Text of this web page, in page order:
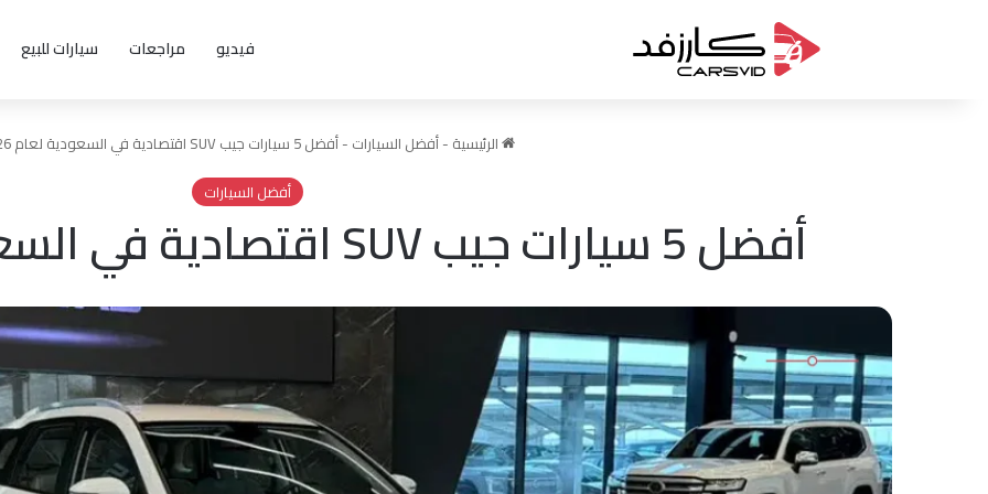
فيديو مراجعات سيارات للبيع
الرئيسية -أفضل السيارات -أفضل 5 سيارات جيب SUV اقتصادية في السعودية لعام 2026
أفضل السيارات
أفضل 5 سيارات جيب SUV اقتصادية في السعودية لعام 2026